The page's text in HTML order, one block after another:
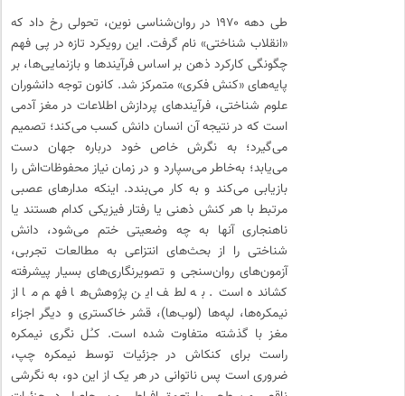
طی دهه ۱۹۷۰ در روان‌شناسی نوین، تحولی رخ داد که
«انقلاب شناختی» نام گرفت. این رویکرد تازه در پی فهم
چگونگی کارکرد ذهن بر اساس فرآیندها و بازنمایی‌ها، بر
پایه‌های «کنش فکری» متمرکز شد. کانون توجه دانشوران
علوم شناختی، فرآیندهای پردازش اطلاعات در مغز آدمی
است که در نتیجه آن انسان دانش کسب می‌کند؛ تصمیم
می‌گیرد؛ به نگرش خاص خود درباره جهان دست
می‌یابد؛ به‌خاطر می‌سپارد و در زمان نیاز محفوظات‌اش را
بازیابی می‌کند و به کار می‌بندد. اینکه مدارهای عصبی
مرتبط با هر کنش ذهنی یا رفتار فیزیکی کدام هستند یا
ناهنجاری آنها به چه وضعیتی ختم می‌شود، دانش
شناختی را از بحث‌های انتزاعی به مطالعات تجربی،
آزمون‌های روان‌سنجی و تصویرنگاری‌های بسیار پیشرفته
کشانده است. به لطف این پژوهش‌ها فهم ما از
نیمکره‌ها، لپه‌ها (لوب‌ها)، قشر خاکستری و دیگر اجزاء
مغز با گذشته متفاوت شده است. کـُل نگری نیمکره
راست برای کنکاش در جزئیات توسط نیمکره چپ،
ضروری است پس ناتوانی در هر یک از این دو، به نگرشی